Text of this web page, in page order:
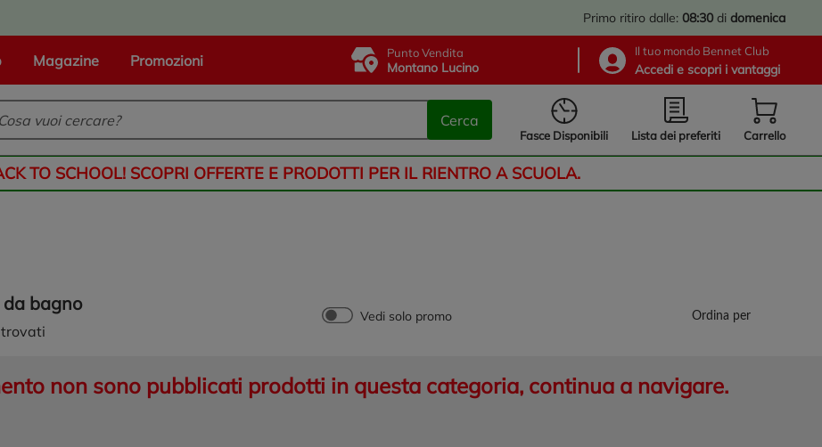
Primo ritiro dalle: 08:30 di domenica
Magazine Promozioni Punto Vendita
Montano Lucino
Il tuo mondo Bennet Club
Accedi e scopri i vantaggi
Cerca
Fasce Disponibili Lista dei preferiti Carrello
TO SCHOOL! SCOPRI OFFERTE E PRODOTTI PER IL RIENTRO A SCUOLA.
da bagno
Vedi solo promo Ordina per
non sono pubblicati prodotti in questa categoria, continua a navigare.